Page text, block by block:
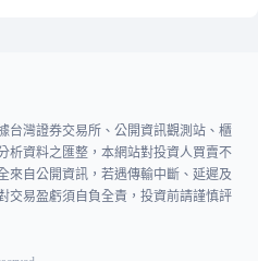
台灣證券交易所、公開資訊觀測站、櫃
析資料之匯整，本網站對投資人買賣不
來自公開資訊，若遇傳輸中斷、延遲及
交易盈虧須自負全責，投資前請謹慎評